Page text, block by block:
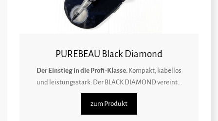
PUREBEAU Black Diamond
Der Einstieg in die Profi-Klasse. Kompakt, kabellos
und leistungsstark: Der BLACK DIAMOND vereint...
zum Produkt